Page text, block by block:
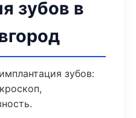
зубов в
зубов: